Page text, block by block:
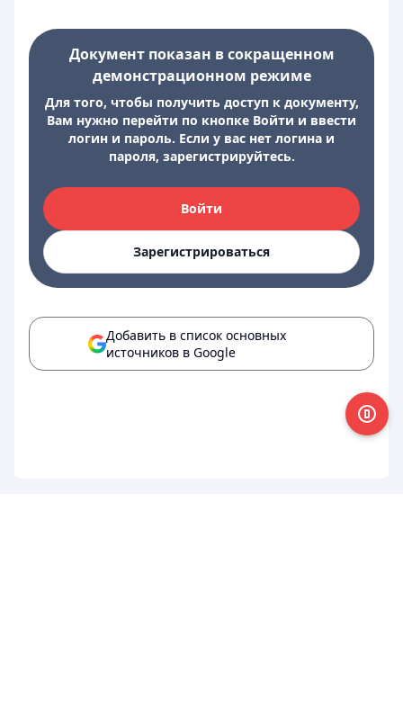
Документ показан в сокращенном
демонстрационном режиме
Для того, чтобы получить доступ к документу,
Вам нужно перейти по кнопке Войти и ввести
логин и пароль. Если у вас нет логина и
пароля, зарегистрируйтесь.
Войти
Зарегистрироваться
Добавить в список основных
источников в Google